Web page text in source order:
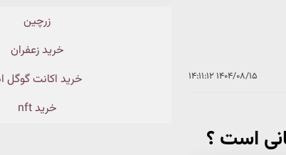
۱۴۰۴/۰۸/۱۵ ۱۴:۱۱:۱۲
زرچین
خرید زعفران
خرید اکانت گوگل
خرید nft